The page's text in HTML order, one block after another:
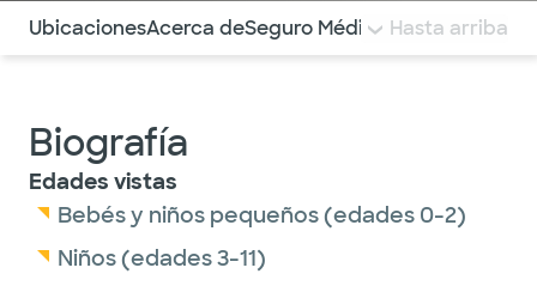
Utilice esta navegación para saltar rápidamente a
UbicacionesAcerca deSeguro Médico COMENTARIOS
Hasta arriba
Biografía
Edades vistas
Bebés y niños pequeños (edades 0-2)
Niños (edades 3-11)